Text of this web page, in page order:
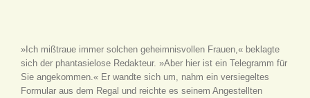
»Ich mißtraue immer solchen geheimnisvollen Frauen,« beklagte
sich der phantasielose Redakteur. »Aber hier ist ein Telegramm für
Sie angekommen.« Er wandte sich um, nahm ein versiegeltes
Formular aus dem Regal und reichte es seinem Angestellten